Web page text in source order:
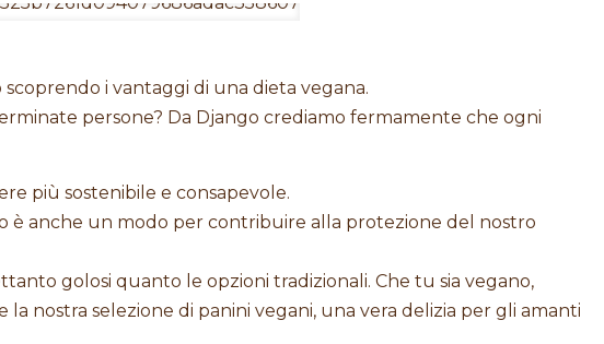
i vantaggi di una dieta vegana.
persone? Da Django crediamo fermamente che ogni
più sostenibile e consapevole.
è anche un modo per contribuire alla protezione del nostro
golosi quanto le opzioni tradizionali. Che tu sia vegano,
nostra selezione di panini vegani, una vera delizia per gli amanti